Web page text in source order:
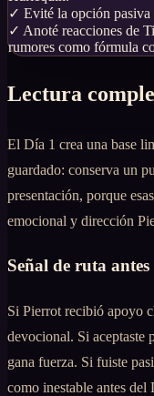
✓ Evité la opción
✓ Anoté reacciones de
rumores como fórmula
Lectura
El Día 1 crea una base
guardado: conserva un
presentación, porque
emocional y dirección
Señal de ruta
Si Pierrot recibió apoyo
devocional. Si
gana fuerza. Si fuiste
como inestable antes del